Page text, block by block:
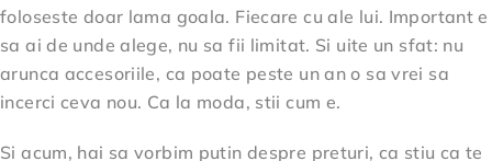
foloseste doar lama goala. Fiecare cu ale lui. Important e
sa ai de unde alege, nu sa fii limitat. Si uite un sfat: nu
arunca accesoriile, ca poate peste un an o sa vrei sa
incerci ceva nou. Ca la moda, stii cum e.
Si acum, hai sa vorbim putin despre preturi, ca stiu ca te